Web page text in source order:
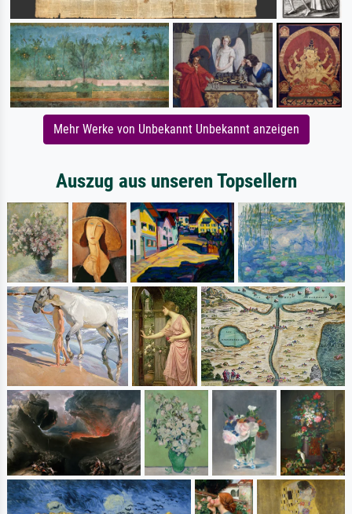
Mehr Werke von Unbekannt Unbekannt anzeigen
Auszug aus unseren Topsellern